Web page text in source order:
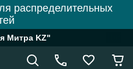
распределительных
Митра KZ"